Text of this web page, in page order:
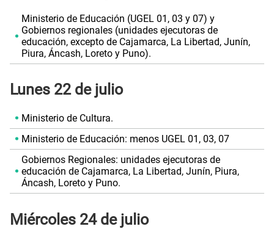
Ministerio de Educación (UGEL 01, 03 y 07) y
Gobiernos regionales (unidades ejecutoras de
educación, excepto de Cajamarca, La Libertad, Junín,
Piura, Áncash, Loreto y Puno).
Lunes 22 de julio
Ministerio de Cultura.
Ministerio de Educación: menos UGEL 01, 03, 07
Gobiernos Regionales: unidades ejecutoras de
educación de Cajamarca, La Libertad, Junín, Piura,
Áncash, Loreto y Puno.
Miércoles 24 de julio